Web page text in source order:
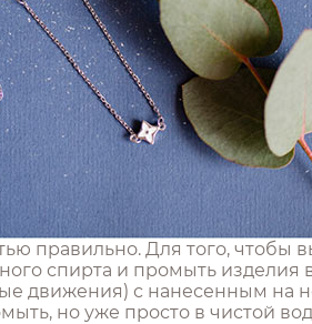
правильно. Для того, чтобы
спирта и промыть
движения) с нанесенным на
но уже просто в чистой